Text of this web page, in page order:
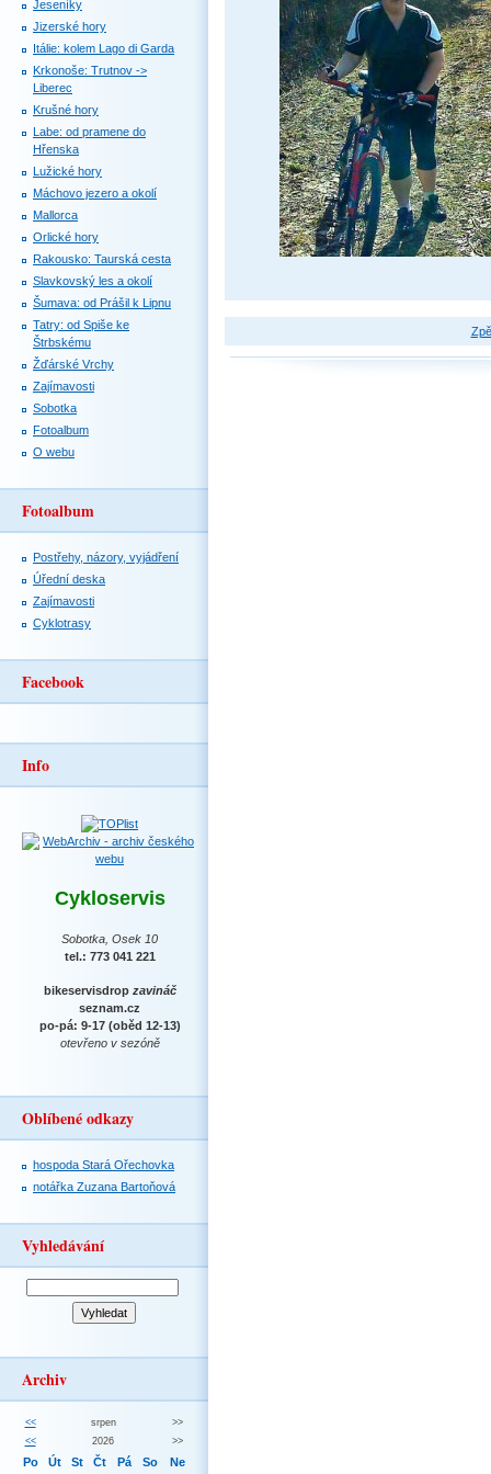
Jeseníky
Jizerské hory
Itálie: kolem Lago di Garda
Krkonoše: Trutnov ->
Liberec
Krušné hory
Labe: od pramene do
Hřenska
Lužické hory
Máchovo jezero a okolí
Mallorca
Orlické hory
Rakousko: Taurská cesta
Slavkovský les a okolí
Šumava: od Prášil k Lipnu
Tatry: od Spiše ke
Štrbskému
Žďárské Vrchy
Zajímavosti
Sobotka
Fotoalbum
O webu
Fotoalbum
Postřehy, názory, vyjádření
Úřední deska
Zajímavosti
Cyklotrasy
Facebook
Info
Cykloservis
Sobotka, Osek 10
tel.: 773 041 221
bikeservisdrop zavináč
seznam.cz
po-pá: 9-17 (oběd 12-13)
otevřeno v sezóně
Oblíbené odkazy
hospoda Stará Ořechovka
notářka Zuzana Bartoňová
Vyhledávání
Archiv
<< srpen
>>
<<
2026 >>
Po Út St Čt Pá So Ne